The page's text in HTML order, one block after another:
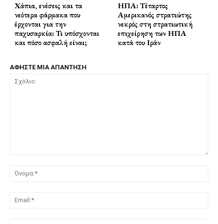
Χάπια, ενέσεις και τα
νεότερα φάρμακα που
έρχονται για την
παχυσαρκία: Τι υπόσχονται
και πόσο ασφαλή είναι;
ΗΠΑ: Τέταρτος
Αμερικανός στρατιώτης
νεκρός στη στρατιωτική
επιχείρηση των ΗΠΑ
κατά του Ιράν
ΑΦΗΣΤΕ ΜΙΑ ΑΠΑΝΤΗΣΗ